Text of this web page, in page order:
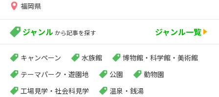
福岡県
ジャンル から記事を探す ジャンル一覧
キャンペーン 水族館
博物館・科学館・美術館
テーマパーク・遊園地
公園
動物園
工場見学・社会科見学
温泉・銭湯